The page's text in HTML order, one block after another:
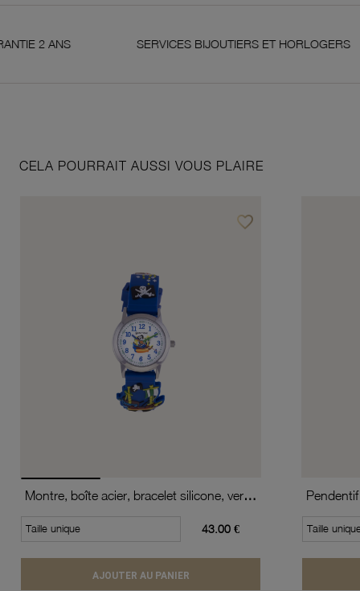
ANS SERVICES BIJOUTIERS ET HORLOGERS
CELA POURRAIT AUSSI VOUS PLAIRE
favorite_borderAjouter à vos favoris
Montre, boîte acier, bracelet silicone, verre minéral, kids
Taille unique 43.00 €
AJOUTER AU PANIER
Taille